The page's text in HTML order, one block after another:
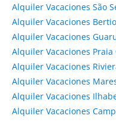
Alquiler Vacaciones São
Alquiler Vacaciones
Alquiler Vacaciones
Alquiler Vacaciones Praia
Alquiler Vacaciones
Alquiler Vacaciones
Alquiler Vacaciones
Alquiler Vacaciones